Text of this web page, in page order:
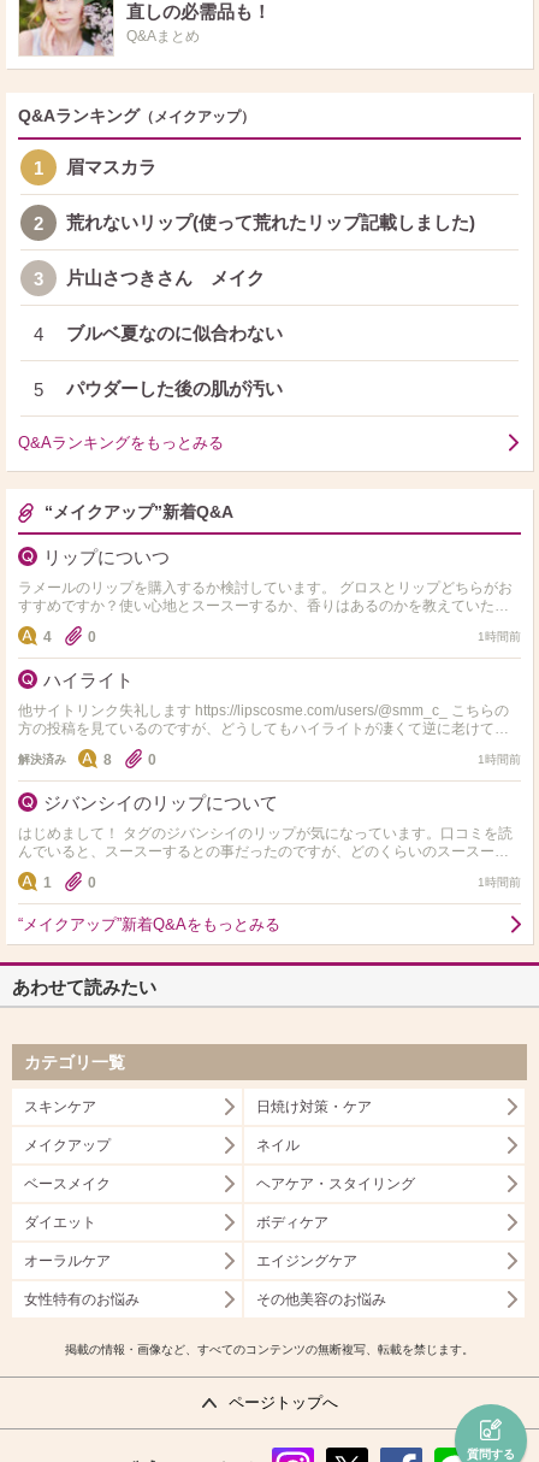
直しの必需品も！
Q&Aまとめ
Q&Aランキング （メイクアップ）
1 眉マスカラ
2 荒れないリップ(使って荒れたリップ記載しました)
3 片山さつきさん メイク
4 ブルベ夏なのに似合わない
5 パウダーした後の肌が汚い
Q&Aランキングをもっとみる
“メイクアップ”新着Q&A
リップについつ
ラメールのリップを購入するか検討しています。 グロスとリップどちらがお
すすめですか？使い心地とスースーするか、香りはあるのかを教えていただ
きたいです。
4 0 1時間前
ハイライト
他サイトリンク失礼します https://lipscosme.com/users/@smm_c_ こちらの
方の投稿を見ているのですが、どうしてもハイライトが凄くて逆に老けて見
えるなーって思…
解決済み 8 0 1時間前
ジバンシイのリップについて
はじめまして！ タグのジバンシイのリップが気になっています。口コミを読
んでいると、スースーするとの事だったのですが、どのくらいのスースー感
1 0 1時間前
“メイクアップ”新着Q&Aをもっとみる
質問する
あわせて読みたい
カテゴリ一覧
スキンケア 日焼け対策・ケア
メイクアップ ネイル
ベースメイク ヘアケア・スタイリング
ダイエット ボディケア
オーラルケア エイジングケア
女性特有のお悩み その他美容のお悩み
掲載の情報・画像など、すべてのコンテンツの無断複写、転載を禁じます。
ページトップへ